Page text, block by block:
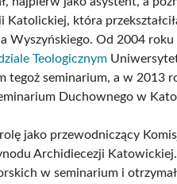
Katolickiej, która
Wyszyńskiego. Od 2004
Teologicznym
tegoż seminarium, a w 2013
Duchownego w
jako przewodniczący
Archidiecezji
w seminarium i